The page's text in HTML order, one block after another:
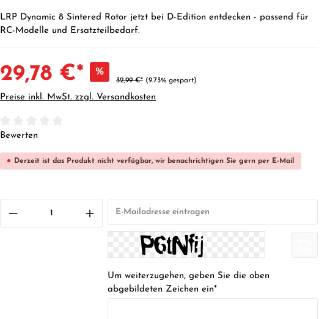
LRP Dynamic 8 Sintered Rotor jetzt bei D-Edition entdecken - passend für
RC-Modelle und Ersatzteilbedarf.
29,78 €* %
32,99 €* (9.73% gespart)
Preise inkl. MwSt. zzgl. Versandkosten
Durchschnittliche Bewertung von 0 von 5 Sternen
Bewerten
Derzeit ist das Produkt nicht verfügbar, wir benachrichtigen Sie gern per E-Mail
Um weiterzugehen, geben Sie die oben
abgebildeten Zeichen ein*